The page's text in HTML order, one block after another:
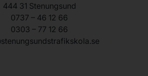
444 31 Stenungsund
0737 – 46 12 66
0303 – 77 12 66